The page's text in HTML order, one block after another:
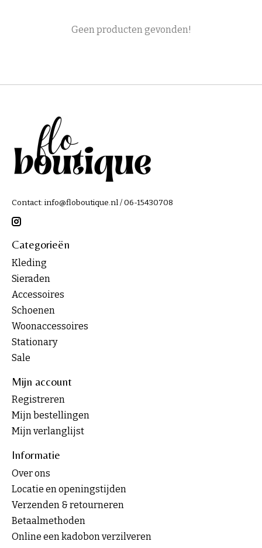
Geen producten gevonden!
Contact: info@floboutique.nl/ 06-15430708
Categorieën
Kleding
Sieraden
Accessoires
Schoenen
Woonaccessoires
Stationary
Sale
Mijn account
Registreren
Mijn bestellingen
Mijn verlanglijst
Informatie
Over ons
Locatie en openingstijden
Verzenden & retourneren
Betaalmethoden
Online een kadobon verzilveren